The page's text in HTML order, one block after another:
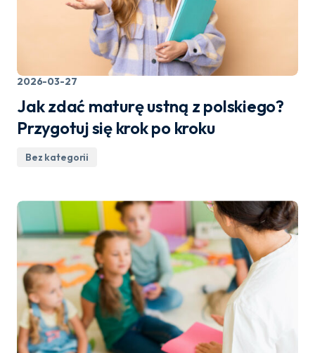
2026-03-27
Jak zdać maturę ustną z polskiego?
Przygotuj się krok po kroku
Bez kategorii